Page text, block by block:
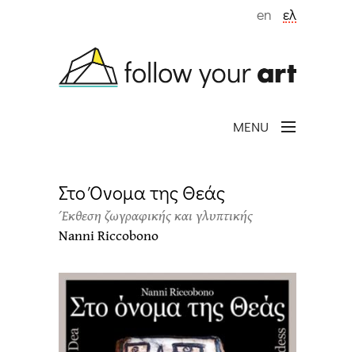
en ελ
MENU
Στο Όνομα της Θεάς
Έκθεση ζωγραφικής και γλυπτικής
Nanni Riccobono